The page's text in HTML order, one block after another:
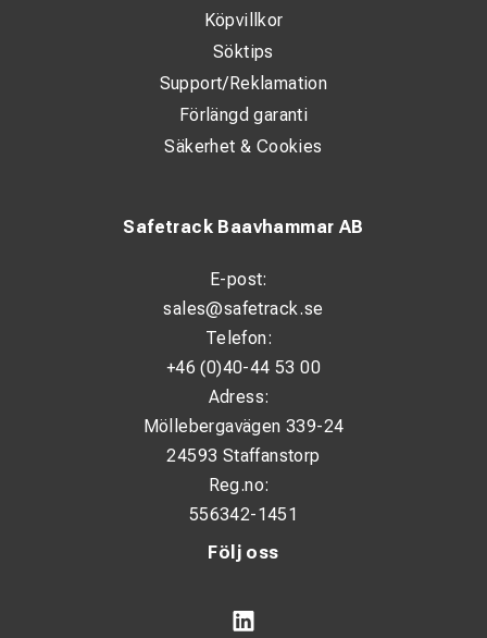
Följ oss
Safetrack Baavhammar AB
E-post:
sales@safetrack.se
Telefon:
+46 (0)40-44 53 00
Adress:
Möllebergavägen 339-24
24593 Staffanstorp
Reg.no:
556342-1451
Köpvillkor
Söktips
Support/Reklamation
Förlängd garanti
Säkerhet & Cookies